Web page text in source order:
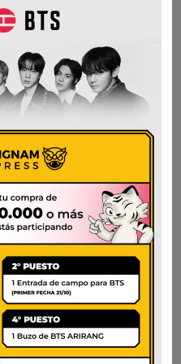
200gr.
29.000
AÑADIR AL CARRITO